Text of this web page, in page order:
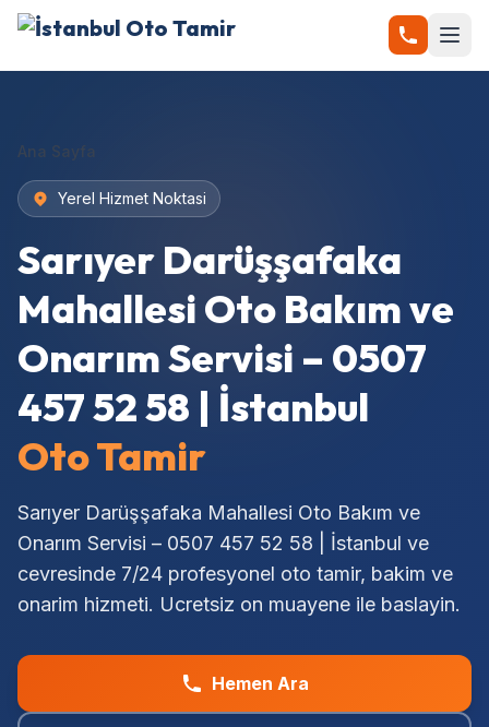
Ana Sayfa
Yerel Hizmet Noktasi
Sarıyer Darüşşafaka
Mahallesi Oto Bakım ve
Onarım Servisi – 0507
457 52 58 | İstanbul
Oto Tamir
Sarıyer Darüşşafaka Mahallesi Oto Bakım ve
Onarım Servisi – 0507 457 52 58 | İstanbul ve
cevresinde 7/24 profesyonel oto tamir, bakim ve
onarim hizmeti. Ucretsiz on muayene ile baslayin.
Hemen Ara